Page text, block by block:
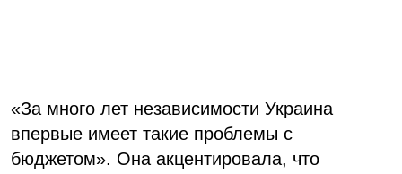
«За много лет независимости Украина
впервые имеет такие проблемы с
бюджетом». Она акцентировала, что